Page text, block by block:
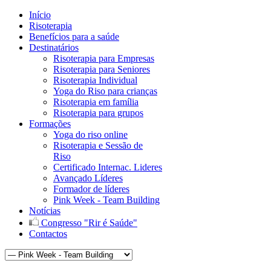
Início
Risoterapia
Benefícios para a saúde
Destinatários
Risoterapia para Empresas
Risoterapia para Seniores
Risoterapia Individual
Yoga do Riso para crianças
Risoterapia em família
Risoterapia para grupos
Formações
Yoga do riso online
Risoterapia e Sessão de
Riso
Certificado Internac. Lideres
Avançado Líderes
Formador de líderes
Pink Week - Team Building
Notícias
Congresso "Rir é Saúde"
Contactos